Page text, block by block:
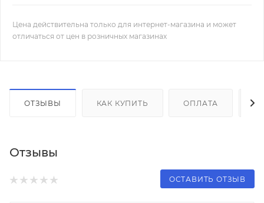
Цена действительна только для интернет-магазина и может
отличаться от цен в розничных магазинах
ОТЗЫВЫ КАК КУПИТЬ ОПЛАТА
Отзывы
ОСТАВИТЬ ОТЗЫВ